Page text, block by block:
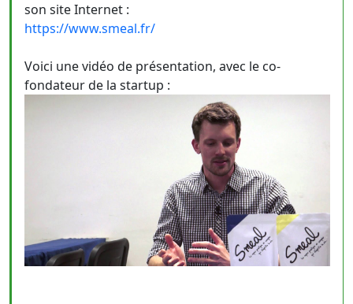
son site Internet :
https://www.smeal.fr/
Voici une vidéo de présentation, avec le co-
fondateur de la startup :